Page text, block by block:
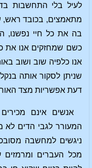
לעיל בלי התחשבות
מתאמצים, בכובד ראש,
בה את כל חיי נפשנו,
כשם שמחזקים אנו את
אנו כלפיה שוב ושוב
שניתן לסקור אותה
דעת אפשריות מצד
אנשים אינם
המעורר לגבי הדים לא
ניגשים למחשבה
מכל העברים ומרמזים